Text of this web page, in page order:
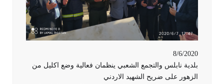
8/6/2020
بلدية نابلس والتجمع الشعبي ينظمان فعالية وضع اكليل من
الزهور على ضريح الشهيد الاردني